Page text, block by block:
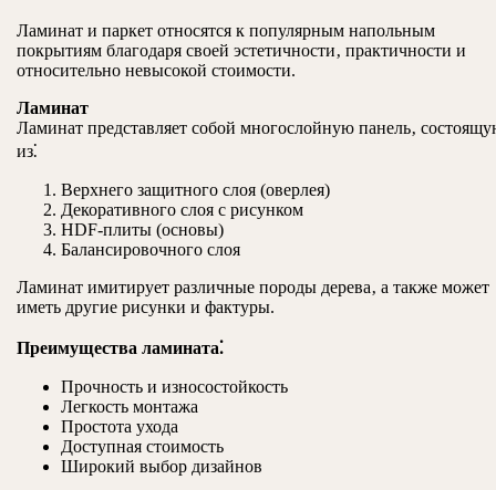
Ламинат и паркет относятся к популярным напольным
покрытиям благодаря своей эстетичности‚ практичности и
относительно невысокой стоимости.
Ламинат
Ламинат представляет собой многослойную панель‚
из⁚
Верхнего защитного слоя (оверлея)
Декоративного слоя с рисунком
HDF-плиты (основы)
Балансировочного слоя
Ламинат имитирует различные породы дерева‚ а также может
иметь другие рисунки и фактуры.
Преимущества ламината⁚
Прочность и износостойкость
Легкость монтажа
Простота ухода
Доступная стоимость
Широкий выбор дизайнов